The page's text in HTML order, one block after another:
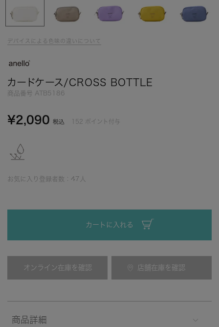
デバイスによる色味の違いについて
カードケース/CROSS BOTTLE
商品番号 ATB5186
¥2,090 税込 152 ポイント付与
お気に入り登録者数： 47 人
カートに入れる
オンライン在庫を確認 店舗在庫を確認
商品詳細